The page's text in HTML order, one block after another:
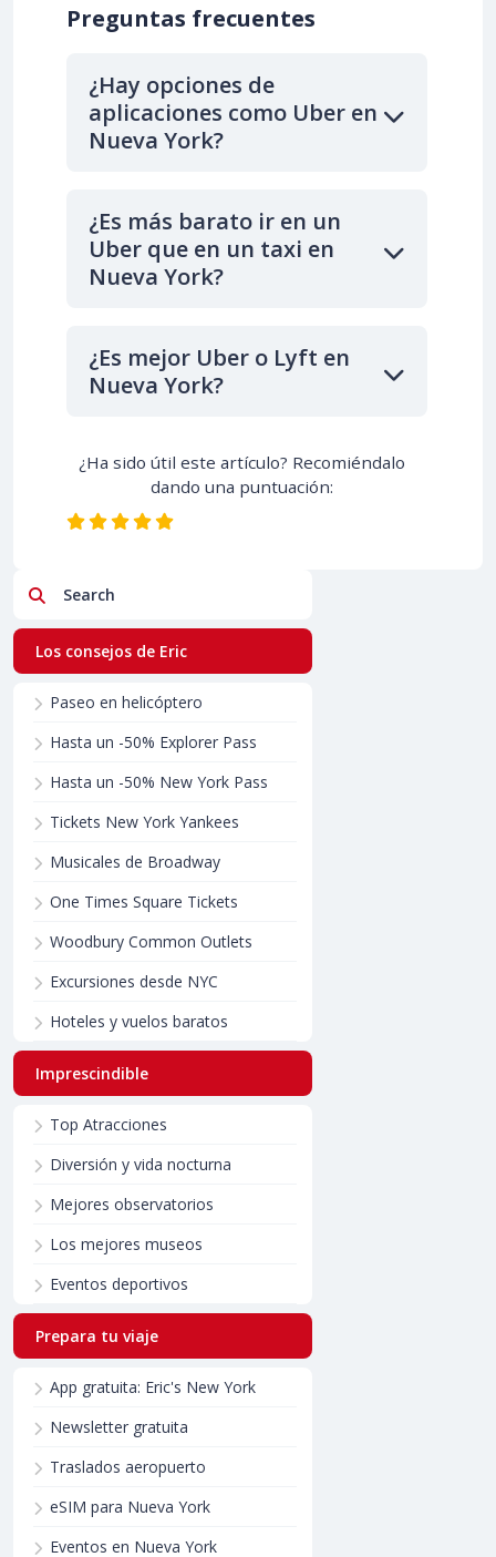
Preguntas frecuentes
¿Hay opciones de
aplicaciones como Uber en
Nueva York?
¿Es más barato ir en un
Uber que en un taxi en
Nueva York?
¿Es mejor Uber o Lyft en
Nueva York?
¿Ha sido útil este artículo? Recomiéndalo
dando una puntuación:
Search
Los consejos de Eric
Paseo en helicóptero
Hasta un -50% Explorer Pass
Hasta un -50% New York Pass
Tickets New York Yankees
Musicales de Broadway
One Times Square Tickets
Woodbury Common Outlets
Excursiones desde NYC
Hoteles y vuelos baratos
Imprescindible
Top Atracciones
Diversión y vida nocturna
Mejores observatorios
Los mejores museos
Eventos deportivos
Prepara tu viaje
App gratuita: Eric's New York
Newsletter gratuita
Traslados aeropuerto
eSIM para Nueva York
Eventos en Nueva York